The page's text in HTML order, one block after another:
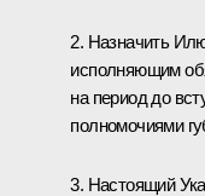
2. Назначить
исполняющим
на период до
полномочиями
3. Настоящий